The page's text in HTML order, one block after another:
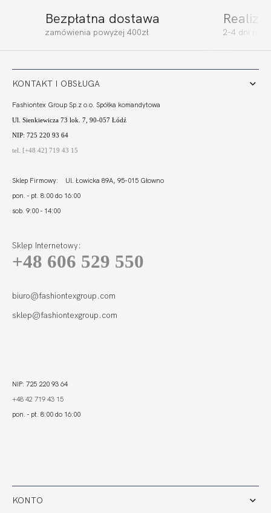
BLUSH SZLAFROK
BLUSH HALF CUP
BLUSH SOFT LACE
Bezpłatna dostawa
zamówienia powyżej 400zł 2-4 dni
KONTO
KONTAKT I OBSŁUGA
Fashiontex Group Sp.z o.o. Spółka komandytowa
Ul. Sienkiewicza 73 lok. 7, 90-057 Łódź
NIP: 725 220 93 64
tel. [+48 42] 719 43 15
Sklep Firmowy: Ul. Łowicka 89A, 95-015 Głowno
pon. - pt. 8:00 do 16:00
sob. 9:00 - 14:00
Sklep Internetowy:
+48 606 529 550
biuro@fashiontexgroup.com
sklep@fashiontexgroup.com
NIP: 725 220 93 64
+48 42 719 43 15
pon. - pt. 8:00 do 16:00